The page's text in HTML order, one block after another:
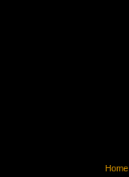
Home